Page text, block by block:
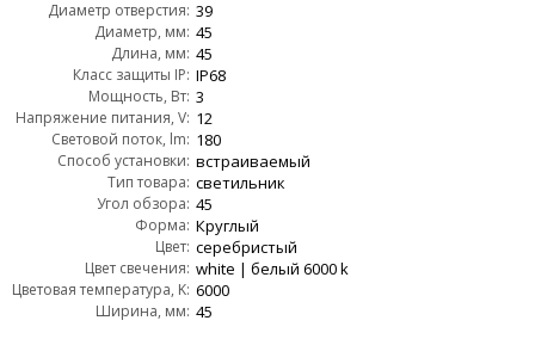
Диаметр отверстия: 39
Диаметр, мм: 45
Длина, мм: 45
Класс защиты IP: IP68
Мощность, Вт: 3
Напряжение питания, V: 12
Световой поток, lm: 180
Способ установки: встраиваемый
Тип товара: светильник
Угол обзора: 45
Форма: Круглый
Цвет: серебристый
Цвет свечения: white | белый 6000 k
Цветовая температура, K: 6000
Ширина, мм: 45